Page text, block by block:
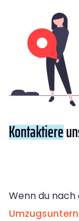
Kontaktiere
Wenn du